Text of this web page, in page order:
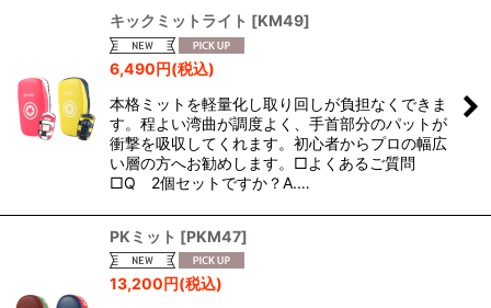
キックミットライト [KM49]
6,490円(税込)
本格ミットを軽量化し取り回しが負担なくできま
す。程よい湾曲が調度よく、手首部分のパットが
衝撃を吸収してくれます。初心者からプロの幅広
い層の方へお勧めします。□よくあるご質問
□Q 2個セットですか？A.…
PKミット [PKM47]
13,200円(税込)